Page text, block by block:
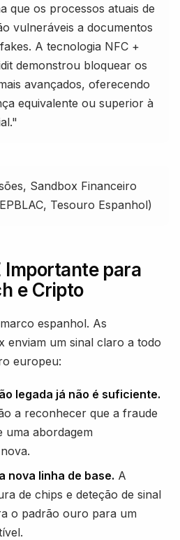
que os processos atuais de
vulneráveis a documentos
A tecnologia NFC +
demonstrou bloquear os
avançados, oferecendo
equivalente ou superior à
Sandbox Financeiro
Tesouro Espanhol)
Importante para
e Cripto
espanhol. As
enviam um sinal claro a todo
europeu:
legada já não é suficiente.
a reconhecer que a fraude
uma abordagem
nova linha de base. A
de chips e deteção de sinal
o padrão ouro para um